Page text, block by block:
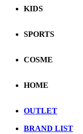
KIDS
SPORTS
COSME
HOME
OUTLET
BRAND LIST